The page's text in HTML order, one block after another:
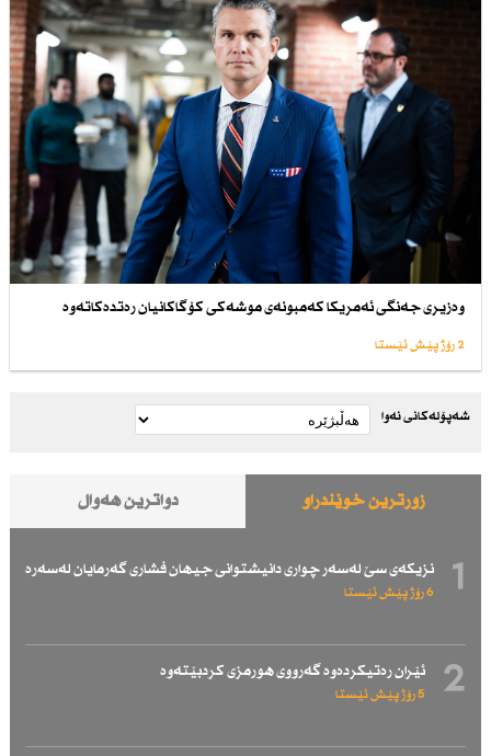
وەزیری جەنگی ئەمریكا كەمبونەی موشەكی كۆگاكانیان رەتدەكاتەوە
2 رۆژ پێش ئێستا
شەپۆلەکانی نەوا
زۆرترین خوێندراو دواترین هەواڵ
1 نزیكەی سێ لەسەر چواری دانیشتوانی جیهان فشاری گەرمایان لەسەرە
6 رۆژ پێش ئێستا
2 ئێران رەتیكردەوە گەرووی هورمزی كردبێتەوە
5 رۆژ پێش ئێستا